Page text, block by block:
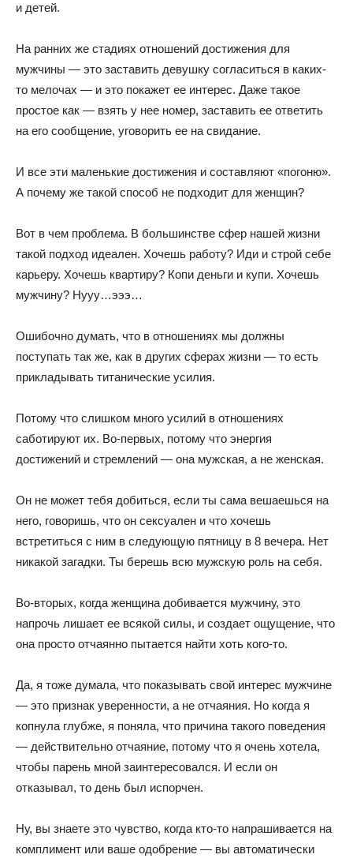
и детей.
На ранних же стадиях отношений достижения для
мужчины — это заставить девушку согласиться в каких-
то мелочах — и это покажет ее интерес. Даже такое
простое как — взять у нее номер, заставить ее ответить
на его сообщение, уговорить ее на свидание.
И все эти маленькие достижения и составляют «погоню».
А почему же такой способ не подходит для женщин?
Вот в чем проблема. В большинстве сфер нашей жизни
такой подход идеален. Хочешь работу? Иди и строй себе
карьеру. Хочешь квартиру? Копи деньги и купи. Хочешь
мужчину? Нууу…эээ…
Ошибочно думать, что в отношениях мы должны
поступать так же, как в других сферах жизни — то есть
прикладывать титанические усилия.
Потому что слишком много усилий в отношениях
саботируют их. Во-первых, потому что энергия
достижений и стремлений — она мужская, а не женская.
Он не может тебя добиться, если ты сама вешаешься на
него, говоришь, что он сексуален и что хочешь
встретиться с ним в следующую пятницу в 8 вечера. Нет
никакой загадки. Ты берешь всю мужскую роль на себя.
Во-вторых, когда женщина добивается мужчину, это
напрочь лишает ее всякой силы, и создает ощущение, что
она просто отчаянно пытается найти хоть кого-то.
Да, я тоже думала, что показывать свой интерес мужчине
— это признак уверенности, а не отчаяния. Но когда я
копнула глубже, я поняла, что причина такого поведения
— действительно отчаяние, потому что я очень хотела,
чтобы парень мной заинтересовался. И если он
отказывал, то день был испорчен.
Ну, вы знаете это чувство, когда кто-то напрашивается на
комплимент или ваше одобрение — вы автоматически